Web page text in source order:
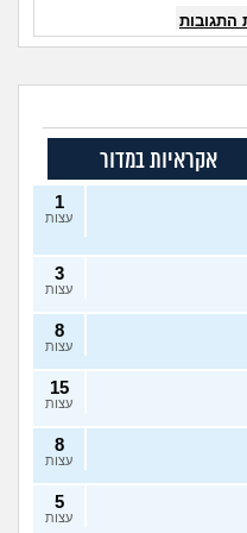
התגובות
אקראיות במדור
1
עצות
3
עצות
8
עצות
15
עצות
8
עצות
5
עצות